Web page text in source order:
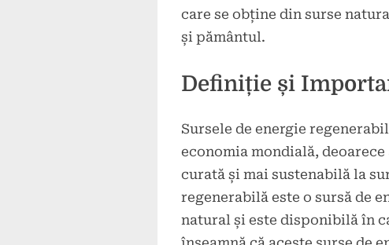
care se obține din surse
și pământul.
Definiție și
Sursele de energie
economia mondială,
curată și mai sustenabilă la
regenerabilă este o sursă de
natural și este disponibilă în